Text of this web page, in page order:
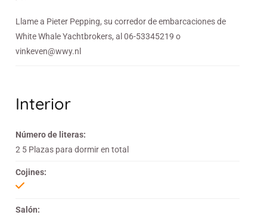
Llame a Pieter Pepping, su corredor de embarcaciones de
White Whale Yachtbrokers, al 06-53345219 o
vinkeven@wwy.nl
Interior
Número de literas:
2 5 Plazas para dormir en total
Cojines:
Salón: